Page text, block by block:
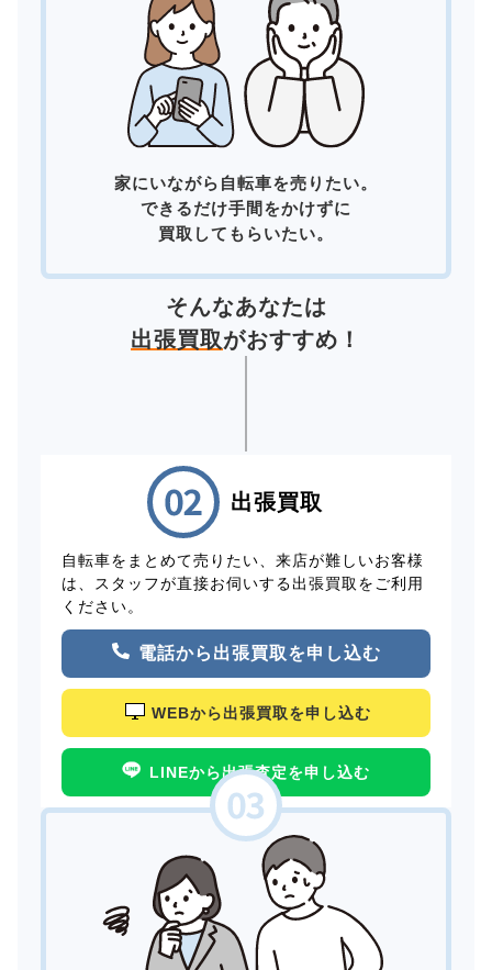
家にいながら自転車を売りたい。
できるだけ手間をかけずに
買取してもらいたい。
そんなあなたは
出張買取がおすすめ！
出張買取
自転車をまとめて売りたい、来店が難しいお客様
は、スタッフが直接お伺いする出張買取をご利用
ください。
電話から出張買取を申し込む
WEBから出張買取を申し込む
LINEから出張査定を申し込む